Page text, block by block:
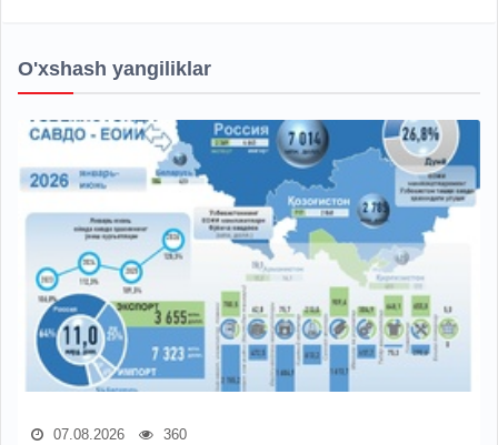
O'xshash yangiliklar
07.08.2026 360